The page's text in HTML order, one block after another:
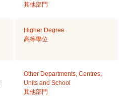
其他部門
Higher Degree
高等學位
Other Departments, Centres,
Units and School
其他部門